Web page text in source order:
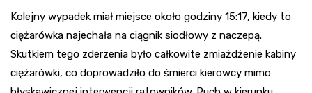
Kolejny wypadek miał miejsce około godziny 15:17, kiedy to
ciężarówka najechała na ciągnik siodłowy z naczepą.
Skutkiem tego zderzenia było całkowite zmiażdżenie kabiny
ciężarówki, co doprowadziło do śmierci kierowcy mimo